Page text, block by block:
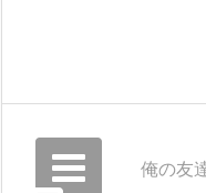
俺の友